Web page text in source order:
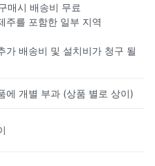
매시 배송비 무료
주를 포함한 일부 지역
가 배송비 및 설치비가 청구 될
에 개별 부과 (상품 별로 상이)